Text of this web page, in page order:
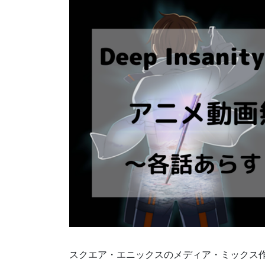
スクエア・エニックスのメディア・ミックス